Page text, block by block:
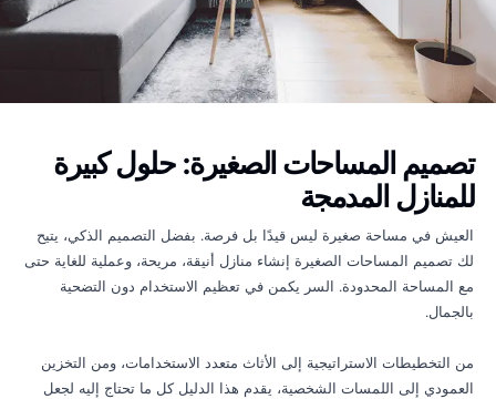
تصميم المساحات الصغيرة: حلول كبيرة
للمنازل المدمجة
العيش في مساحة صغيرة ليس قيدًا بل فرصة. بفضل التصميم الذكي، يتيح
لك تصميم المساحات الصغيرة إنشاء منازل أنيقة، مريحة، وعملية للغاية حتى
مع المساحة المحدودة. السر يكمن في تعظيم الاستخدام دون التضحية
بالجمال.
من التخطيطات الاستراتيجية إلى الأثاث متعدد الاستخدامات، ومن التخزين
العمودي إلى اللمسات الشخصية، يقدم هذا الدليل كل ما تحتاج إليه لجعل